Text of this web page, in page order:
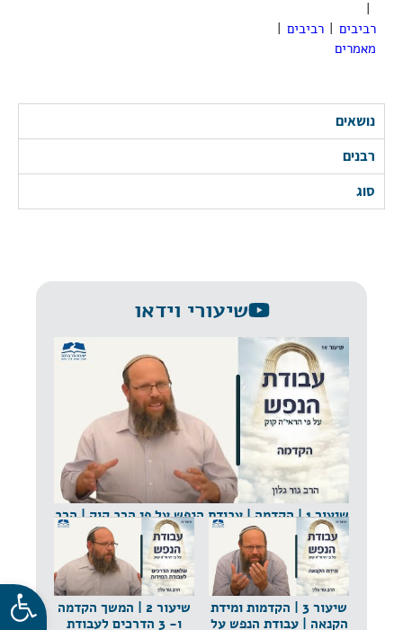
נושאים
רבנים
סוג
שיעורי וידאו
שיעור 1 | הקדמה | עבודת הנפש על פי הרב קוק | הרב
גור גלון
שיעור 2 | המשך הקדמה
ו- 3 הדרכים לעבודת
שיעור 3 | הקדמות ומידת
הקנאה | עבודת הנפש על
רביבים
רביבים
מאמרים
פתח